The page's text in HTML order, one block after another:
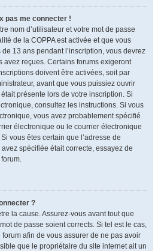
pas me connecter !
nom d’utilisateur et votre mot de passe
de la COPPA est activée et que vous
13 ans pendant l’inscription, vous devrez
avez reçues. Certains forums exigeront
doivent être activées, soit par
avant que vous puissiez ouvrir
présente lors de votre inscription. Si
consultez les instructions. Si vous
vous avez probablement spécifié
électronique ou le courrier électronique
vous êtes certain que l’adresse de
spécifiée était correcte, essayez de
?
la cause. Assurez-vous avant tout que
de passe soient corrects. Si tel est le cas,
afin de vous assurer de ne pas avoir
que le propriétaire du site internet ait un